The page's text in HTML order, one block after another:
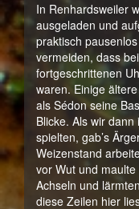
In Renhardsweiler
ausgeladen und
praktisch
vermeiden, dass
fortgeschrittenen
waren. Einige
als Sédon seine
Blicke. Als wir
spielten, gab’s
Weizenstand
vor Wut und
Achseln und
diese Zeilen hier